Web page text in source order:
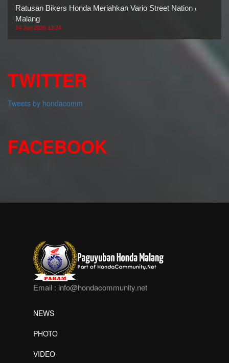
Ratusan Bikers Honda Meriahkan Vario Street Nation di
Malang
14 Jun 2026 13:24
TWITTER
Tweets by hondacomm
FACEBOOK
Email : info@hondacommunity.net
NEWS
PHOTO
VIDEO